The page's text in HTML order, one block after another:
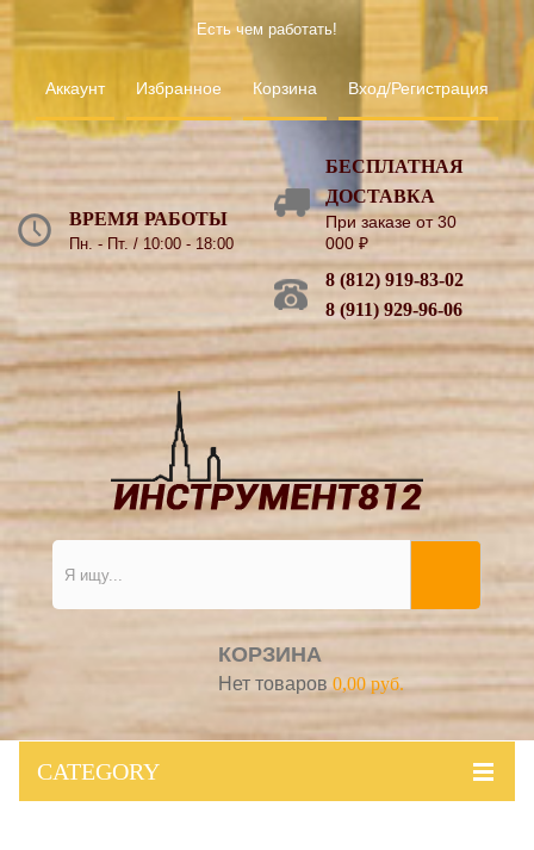
Есть чем работать!
Аккаунт Избранное Корзина Вход/Регистрация
ВРЕМЯ РАБОТЫ
Пн. - Пт. / 10:00 - 18:00
БЕСПЛАТНАЯ
ДОСТАВКА
При заказе от 30
000₽
8 (812) 919-83-02
8 (911) 929-96-06
КОРЗИНА
Нет товаров 0,00 руб.
CATEGORY